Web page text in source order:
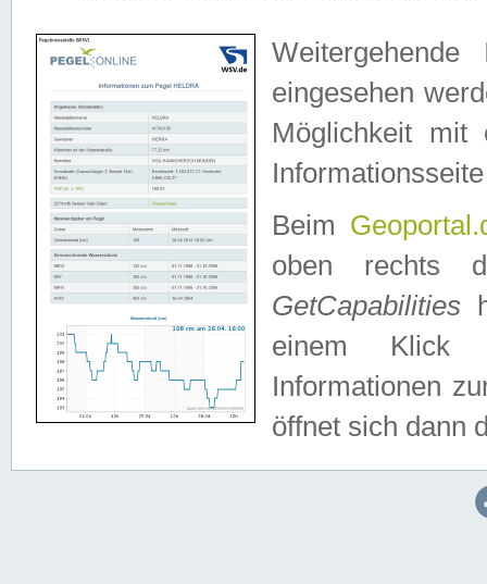
eingesehen
Möglichkeit mit
Beim
oben rechts
GetCapabilities
einem Klick
Informationen
öffnet sich dann